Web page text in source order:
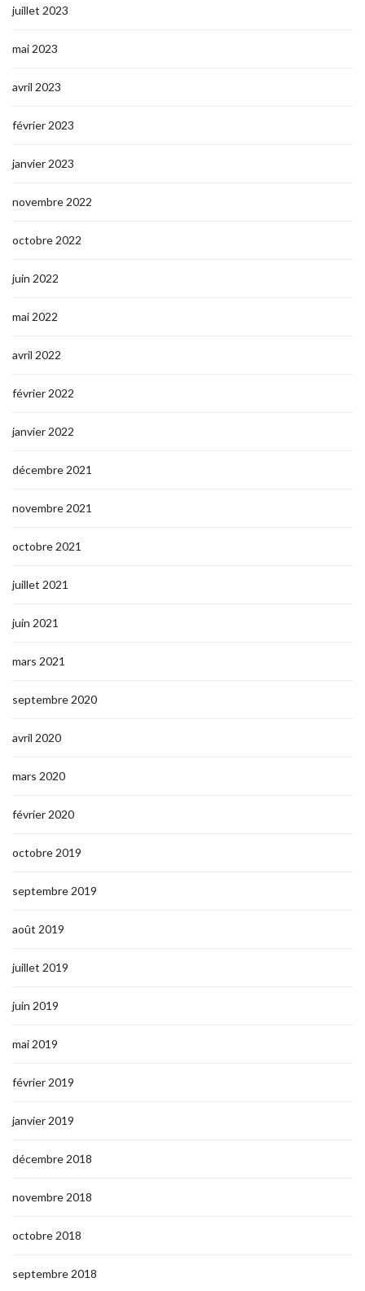
juillet 2023
mai 2023
avril 2023
février 2023
janvier 2023
novembre 2022
octobre 2022
juin 2022
mai 2022
avril 2022
février 2022
janvier 2022
décembre 2021
novembre 2021
octobre 2021
juillet 2021
juin 2021
mars 2021
septembre 2020
avril 2020
mars 2020
février 2020
octobre 2019
septembre 2019
août 2019
juillet 2019
juin 2019
mai 2019
février 2019
janvier 2019
décembre 2018
novembre 2018
octobre 2018
septembre 2018